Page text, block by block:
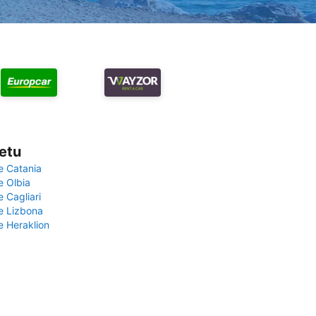
Catania
Olbia
Cagliari
Lizbona
Heraklion